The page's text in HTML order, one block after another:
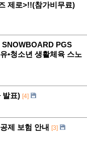
제로>!!(참가비무료)
SNOWBOARD PGS
•청소년 생활체육 스노
발표) [4]
제 보험 안내 [3]